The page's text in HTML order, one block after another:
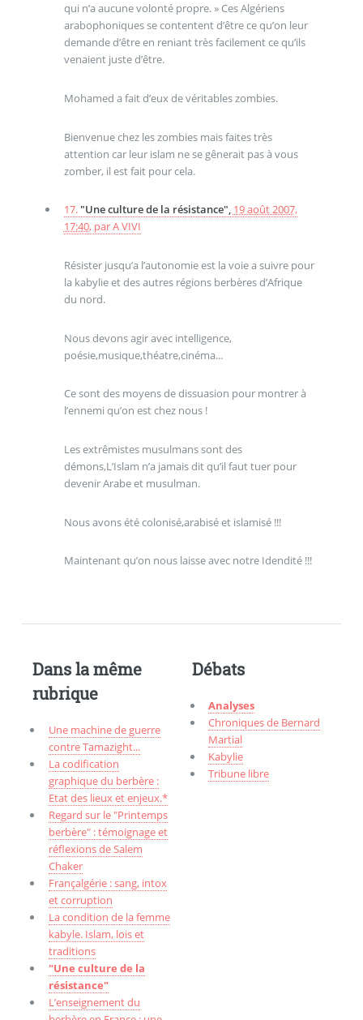
qui n’a aucune volonté propre. » Ces Algériens
arabophoniques se contentent d’être ce qu’on leur
demande d’être en reniant très facilement ce qu’ils
venaient juste d’être.
Mohamed a fait d’eux de véritables zombies.
Bienvenue chez les zombies mais faites très
attention car leur islam ne se gênerait pas à vous
zomber, il est fait pour cela.
17. "Une culture de la résistance", 19 août 2007,
17:40, parA VIVI
Résister jusqu’a l’autonomie est la voie a suivre pour
la kabylie et des autres régions berbères d’Afrique
du nord.
Nous devons agir avec intelligence,
poésie,musique,théatre,cinéma...
Ce sont des moyens de dissuasion pour montrer à
l’ennemi qu’on est chez nous !
Les extrêmistes musulmans sont des
démons,L’Islam n’a jamais dit qu’il faut tuer pour
devenir Arabe et musulman.
Nous avons été colonisé,arabisé et islamisé !!!
Maintenant qu’on nous laisse avec notre Idendité !!!
Dans la même
rubrique
Une machine de guerre
contre Tamazight...
La codification
graphique du berbère :
Etat des lieux et enjeux.*
Regard sur le "Printemps
berbère" : témoignage et
réflexions de Salem
Chaker
Françalgérie : sang, intox
et corruption
La condition de la femme
kabyle. Islam, lois et
traditions
"Une culture de la
résistance"
L’enseignement du
Débats
Analyses
Chroniques de Bernard
Martial
Kabylie
Tribune libre